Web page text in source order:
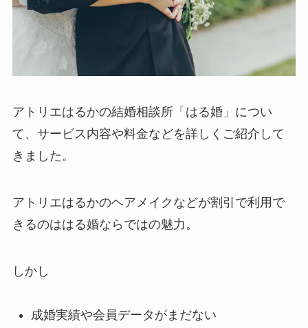
アトリエはるかの結婚相談所「はる婚」につい
て、サービス内容や料金などを詳しくご紹介して
きました。
アトリエはるかのヘアメイクなどが割引で利用で
きるのははる婚ならではの魅力。
しかし
成婚実績や会員データがまだない